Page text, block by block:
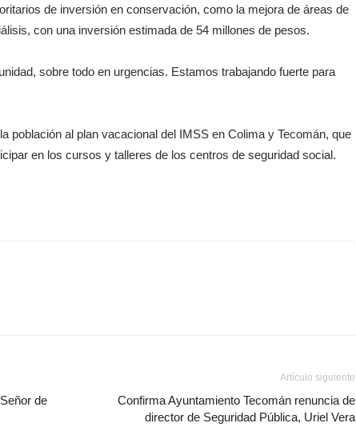
de inversión en conservación, como la mejora de áreas de
con una inversión estimada de 54 millones de pesos.
sobre todo en urgencias. Estamos trabajando fuerte para
población al plan vacacional del IMSS en Colima y Tecomán, que
en los cursos y talleres de los centros de seguridad social.
de
Artículo siguiente
Confirma Ayuntamiento Tecomán renuncia de
director de Seguridad Pública, Uriel Vera